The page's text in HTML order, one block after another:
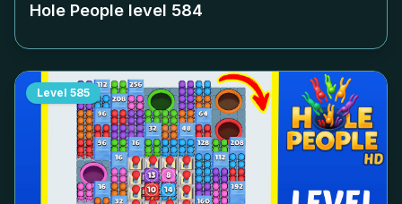
Hole People level 584
Level 585